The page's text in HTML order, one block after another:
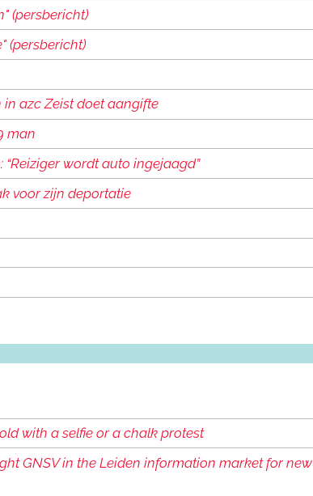
(persbericht)
(persbericht)
azc Zeist doet aangifte
man
wordt auto ingejaagd”
voor zijn deportatie
with a selfie or a chalk protest
GNSV in the Leiden information market for new